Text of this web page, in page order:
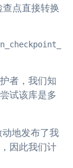
点直接转换
者，我们知
试该库是多
地发布了我
因此我们计